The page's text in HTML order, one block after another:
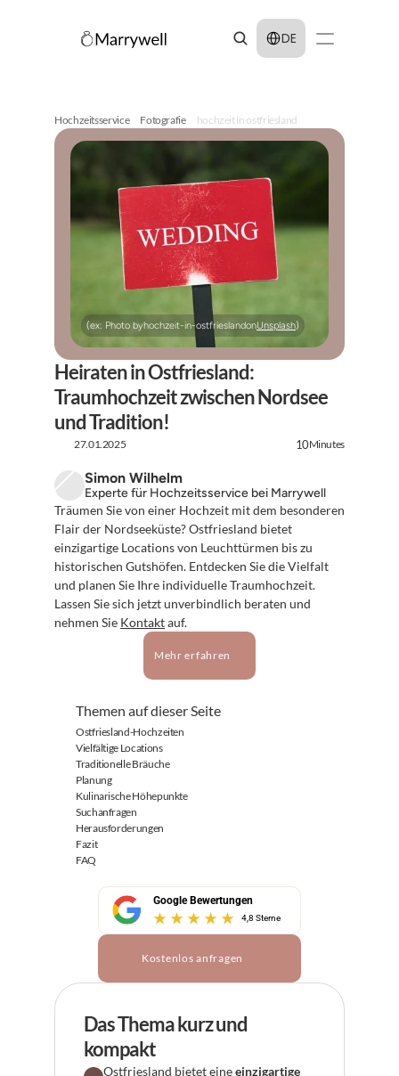
Select Language
DE
Hochzeitsservice Fotografie hochzeit in ostfriesland
(ex: Photo byhochzeit-in-ostfrieslandonUnsplash)
Heiraten in Ostfriesland:
Traumhochzeit zwischen Nordsee
und Tradition!
27.01.2025 10Minutes
Simon Wilhelm
Experte für Hochzeitsservice bei Marrywell
Träumen Sie von einer Hochzeit mit dem besonderen
Flair der Nordseeküste? Ostfriesland bietet
einzigartige Locations von Leuchttürmen bis zu
historischen Gutshöfen. Entdecken Sie die Vielfalt
und planen Sie Ihre individuelle Traumhochzeit.
Lassen Sie sich jetzt unverbindlich beraten und
nehmen Sie Kontakt auf.
Mehr erfahren
Themen auf dieser Seite
Ostfriesland-Hochzeiten
Vielfältige Locations
Traditionelle Bräuche
Planung
Kulinarische Höhepunkte
Suchanfragen
Herausforderungen
Fazit
FAQ
Google Bewertungen
4,8 Sterne
Kostenlos anfragen
Das Thema kurz und
kompakt
Ostfriesland bietet eine einzigartige